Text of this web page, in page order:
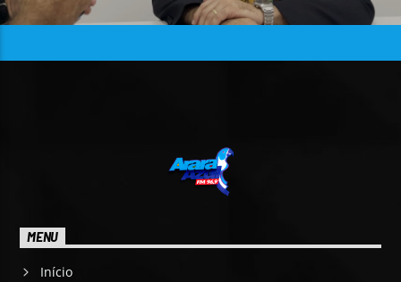
MENU
Início